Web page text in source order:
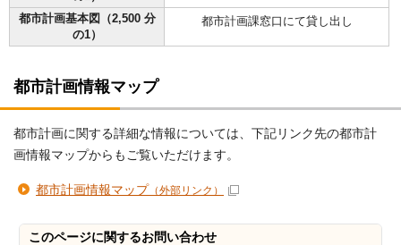
都市計画基本図（2,500 分
の1）
都市計画課窓口にて貸し出し
都市計画情報マップ
都市計画に関する詳細な情報については、下記リンク先の都市計
画情報マップからもご覧いただけます。
都市計画情報マップ（外部リンク）
このページに関するお問い合わせ